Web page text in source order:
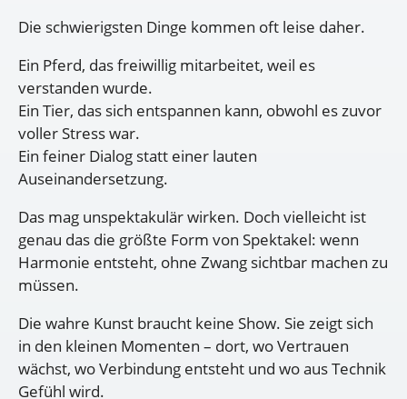
Die schwierigsten Dinge kommen oft leise daher.
Ein Pferd, das freiwillig mitarbeitet, weil es
verstanden wurde.
Ein Tier, das sich entspannen kann, obwohl es zuvor
voller Stress war.
Ein feiner Dialog statt einer lauten
Auseinandersetzung.
Das mag unspektakulär wirken. Doch vielleicht ist
genau das die größte Form von Spektakel: wenn
Harmonie entsteht, ohne Zwang sichtbar machen zu
müssen.
Die wahre Kunst braucht keine Show. Sie zeigt sich
in den kleinen Momenten – dort, wo Vertrauen
wächst, wo Verbindung entsteht und wo aus Technik
Gefühl wird.